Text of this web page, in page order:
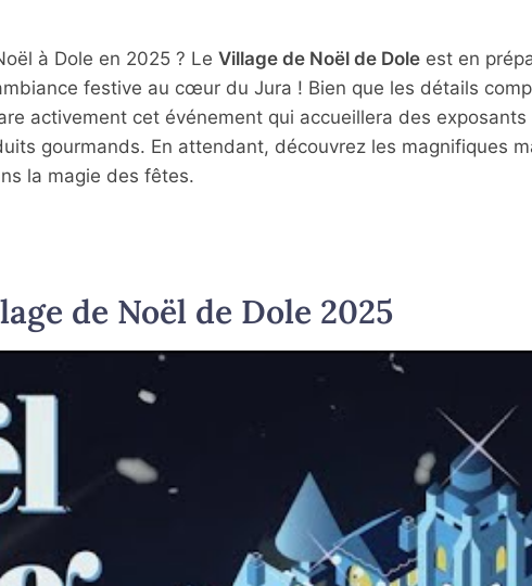
à Dole en 2025 ? Le Village de Noël de Dole est en
festive au cœur du Jura ! Bien que les détails
activement cet événement qui accueillera des exposants
gourmands. En attendant, découvrez les magnifiques
la magie des fêtes.
de Noël de Dole 2025